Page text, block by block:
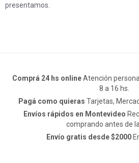
presentamos.
Comprá 24 hs onlineAtención
8 a 16 hs.
Pagá como quieras Tarjetas,
Envíos rápidos en Montevideo
comprando antes de
Envío gratis desde $2000